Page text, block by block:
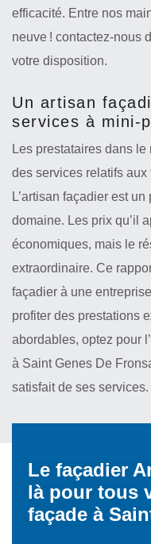
efficacité. Entre nos
neuve ! contactez-nous
votre disposition.
Un artisan
services à mini-
Les prestataires dans
des services relatifs
L’artisan façadier est
domaine. Les prix qu’il
économiques, mais le
extraordinaire. Ce
façadier à une
profiter des prestations
abordables, optez pour
à Saint Genes De
satisfait de ses services.
Le façadier
là pour tous
façade à